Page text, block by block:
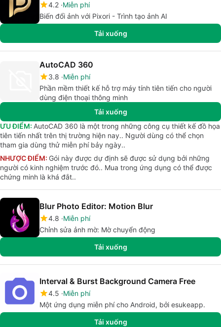
4.2 Miễn phí
Biến đổi ảnh với Pixori - Trình tạo ảnh AI
Tải xuống
AutoCAD 360
3.8 Miễn phí
Phần mềm thiết kế hỗ trợ máy tính tiên tiến cho người
dùng điện thoại thông minh
Tải xuống
ƯU ĐIỂM: AutoCAD 360 là một trong những công cụ thiết kế đồ họa
tiên tiến nhất trên thị trường hiện nay.. Người dùng có thể chọn
tham gia dùng thử miễn phí bảy ngày..
NHƯỢC ĐIỂM: Gói này được dự định sẽ được sử dụng bởi những
người có kinh nghiệm trước đó.. Mua trong ứng dụng có thể được
chứng minh là khá đắt..
Blur Photo Editor: Motion Blur
4.8 Miễn phí
Chỉnh sửa ảnh mờ: Mờ chuyển động
Tải xuống
Interval & Burst Background Camera Free
4.5 Miễn phí
Một ứng dụng miễn phí cho Android, bởi esukeapp.
Tải xuống